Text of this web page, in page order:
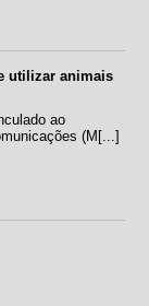
utilizar animais
ao
(M[...]